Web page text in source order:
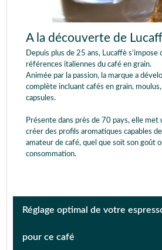
A la découverte de
Depuis plus de 25 ans, Lucaffè s’impose
références italiennes du café en grain.
Animée par la passion, la marque a
complète incluant cafés en grain,
capsules.
Présente dans près de 70 pays, elle met
créer des profils aromatiques capables
amateur de café, quel que soit son goût
consommation.
Réglage optimal de votre
pour ce café